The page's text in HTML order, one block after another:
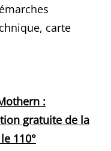
carte
:
gratuite de la
110°